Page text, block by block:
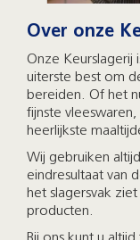
Over onze
Onze
uiterste best om
bereiden. Of het
fijnste
heerlijkste
Wij gebruiken
eindresultaat van
het slagersvak
producten.